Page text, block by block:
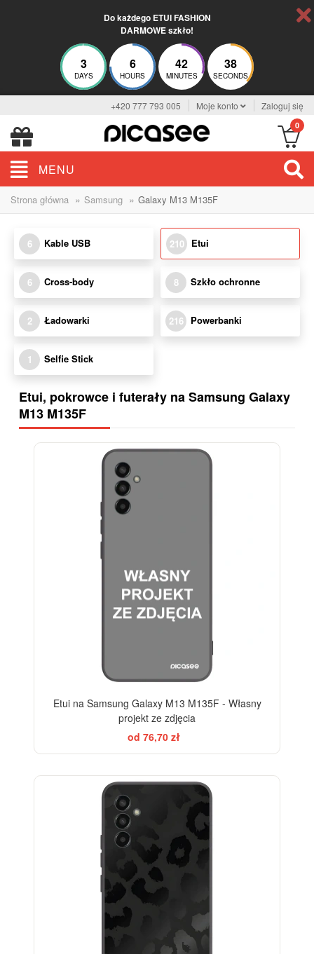
Do każdego ETUI FASHION
DARMOWE szkło!
3
DAYS
6
HOURS
42
MINUTES
36
SECONDS
+420 777 793 005 Moje konto Zaloguj się
0
MENU
Strona główna » Samsung » Galaxy M13 M135F
6 Kable USB 210 Etui
6 Cross-body 8 Szkło ochronne
2 Ładowarki 216 Powerbanki
1 Selfie Stick
Etui, pokrowce i futerały na Samsung Galaxy
M13 M135F
Etui na Samsung Galaxy M13 M135F - Własny
projekt ze zdjęcia
od 76,70 zł